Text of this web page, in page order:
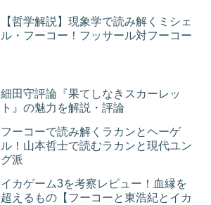
【哲学解説】現象学で読み解くミシェ
ル・フーコー！フッサール対フーコー
細田守評論『果てしなきスカーレッ
ト』の魅力を解説・評論
フーコーで読み解くラカンとヘーゲ
ル！山本哲士で読むラカンと現代ユン
グ派
イカゲーム3を考察レビュー！血縁を
超えるもの【フーコーと東浩紀とイカ